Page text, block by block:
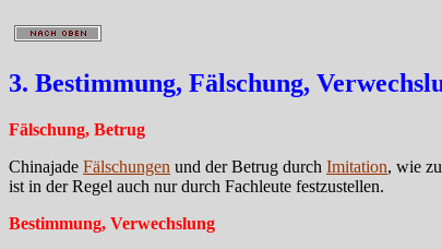
3. Bestimmung, Fälschung,
Fälschung, Betrug
Chinajade Fälschungen und der Betrug durch Imitation, wie
ist in der Regel auch nur durch Fachleute festzustellen.
Bestimmung, Verwechslung